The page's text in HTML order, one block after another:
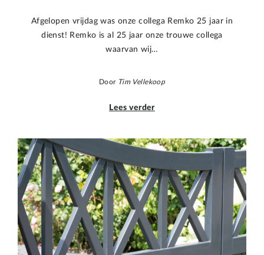
Afgelopen vrijdag was onze collega Remko 25 jaar in
dienst! Remko is al 25 jaar onze trouwe collega
waarvan wij…
Door Tim Vellekoop
Lees verder